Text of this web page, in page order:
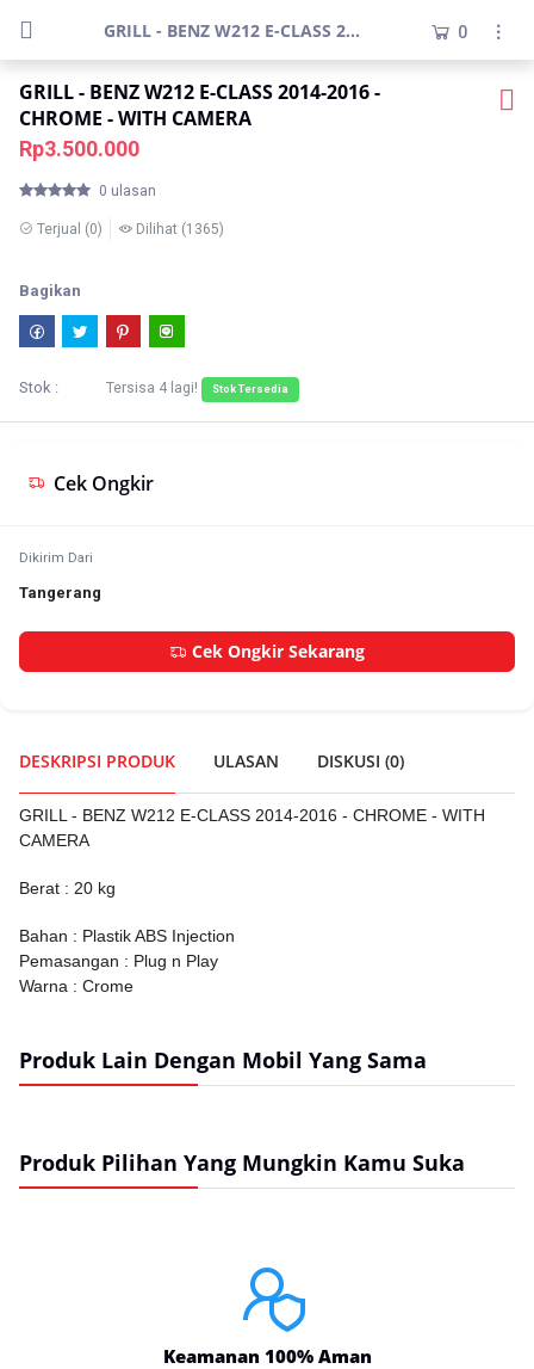
GRILL - BENZ W212 E-CLASS 2014-2016 - CHROME - WITH CAMERA 0
GRILL - BENZ W212 E-CLASS 2014-2016 -
CHROME - WITH CAMERA
Rp3.500.000
0 ulasan
Terjual (0) Dilihat (1365)
Bagikan
Stok : Tersisa 4 lagi! Stok Tersedia
Cek Ongkir
Dikirim Dari
Tangerang
Cek Ongkir Sekarang
DESKRIPSI PRODUK ULASAN DISKUSI (0)
GRILL - BENZ W212 E-CLASS 2014-2016 - CHROME - WITH
CAMERA
Berat : 20 kg
Bahan : Plastik ABS Injection
Pemasangan : Plug n Play
Warna : Crome
Produk Lain Dengan Mobil Yang Sama
Produk Pilihan Yang Mungkin Kamu Suka
Keamanan 100% Aman